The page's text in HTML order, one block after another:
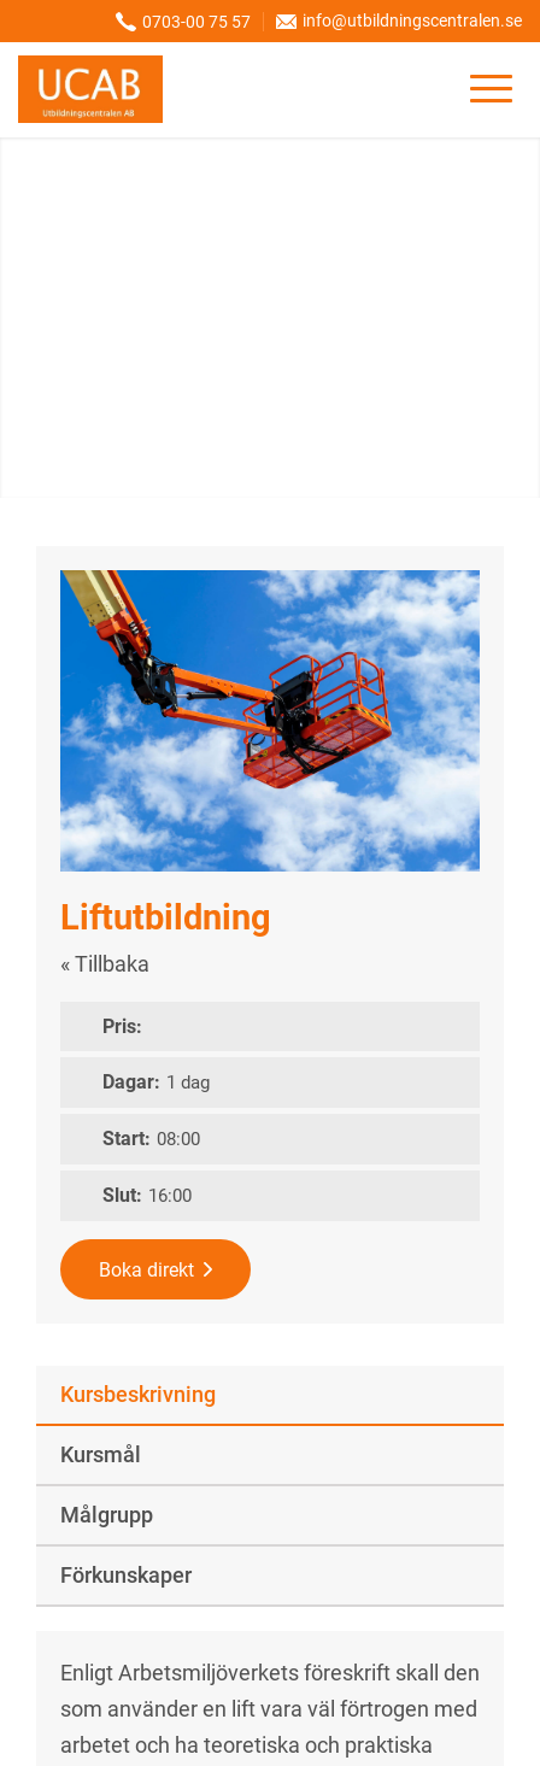
0703-00 75 57 info@utbildningscentralen.se
Liftutbildning
« Tillbaka
Pris:
Dagar: 1 dag
Start: 08:00
Slut: 16:00
Boka direkt
Kursbeskrivning
Kursmål
Målgrupp
Förkunskaper
Enligt Arbetsmiljöverkets föreskrift skall den
som använder en lift vara väl förtrogen med
arbetet och ha teoretiska och praktiska